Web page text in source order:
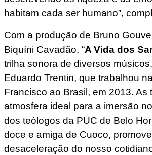
habitam cada ser humano”,
Com a produção de Bruno
Biquíni Cavadão, “A Vida dos
trilha sonora de diversos
Eduardo Trentin, que trabalhou
Francisco ao Brasil, em 2013. As
atmosfera ideal para a imersão
dos teólogos da PUC de Belo
doce e amiga de Cuoco,
desaceleração do nosso